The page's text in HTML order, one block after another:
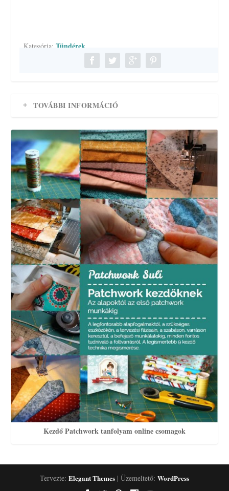
Kategória:Tündérek
TOVÁBBI INFORMÁCIÓ
Kezdő Patchwork tanfolyam online csomagok
Tervezte: Elegant Themes | Üzemeltető: WordPress